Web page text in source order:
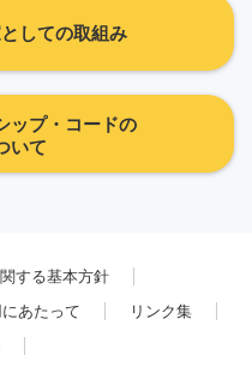
しての取組み
ップ・コードの
いて
する基本方針
あたって
リンク集